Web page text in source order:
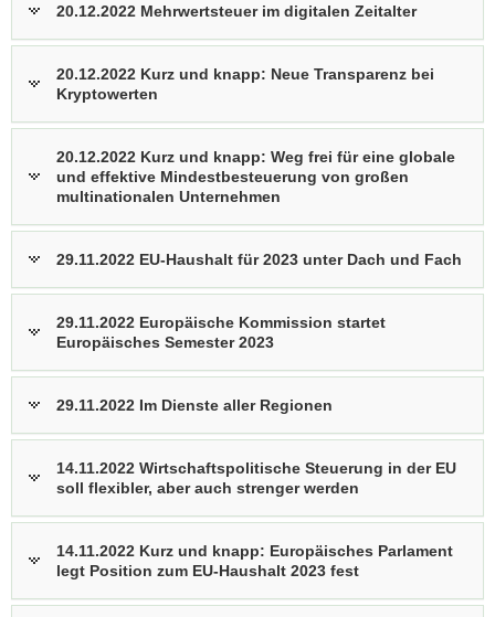
20.12.2022 Mehrwertsteuer im digitalen Zeitalter
20.12.2022 Kurz und knapp: Neue Transparenz bei
Kryptowerten
20.12.2022 Kurz und knapp: Weg frei für eine globale
und effektive Mindestbesteuerung von großen
multinationalen Unternehmen
29.11.2022 EU-Haushalt für 2023 unter Dach und Fach
29.11.2022 Europäische Kommission startet
Europäisches Semester 2023
29.11.2022 Im Dienste aller Regionen
14.11.2022 Wirtschaftspolitische Steuerung in der EU
soll flexibler, aber auch strenger werden
14.11.2022 Kurz und knapp: Europäisches Parlament
legt Position zum EU-Haushalt 2023 fest